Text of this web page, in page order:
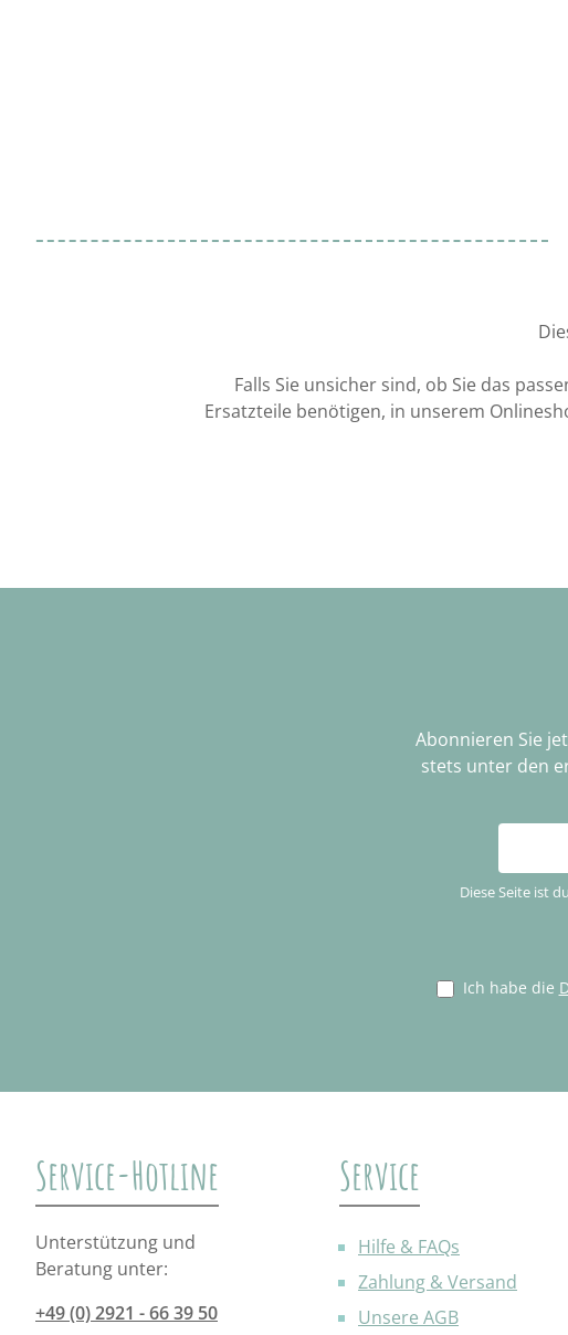
Falls Sie unsicher sind, ob Sie das
Ersatzteile benötigen, in unserem
Abonnieren Sie
stets unter den
Adresse
*
Diese Seite ist
Ich habe die
Service-Hotline
Unterstützung und
Beratung unter:
+49 (0) 2921 - 66 39 50
Service
Hilfe & FAQs
Zahlung & Versand
Unsere AGB